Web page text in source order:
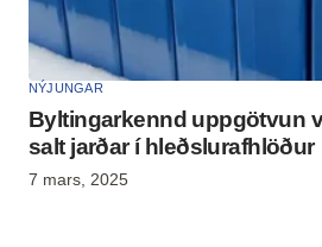
NÝJUNGAR
Byltingarkennd uppgötvun
salt jarðar í hleðslurafhlöður
7 mars, 2025